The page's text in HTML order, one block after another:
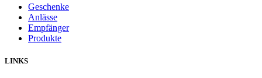
Geschenke
Anlässe
Empfänger
Produkte
LINKS